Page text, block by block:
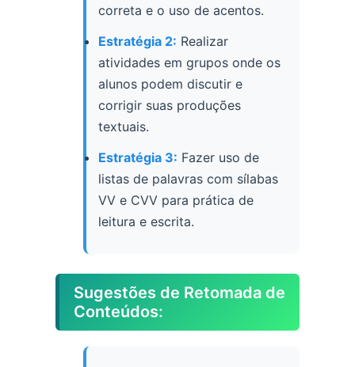
correta e o uso de acentos.
Estratégia 2: Realizar
atividades em grupos onde os
alunos podem discutir e
corrigir suas produções
textuais.
Estratégia 3: Fazer uso de
listas de palavras com sílabas
VV e CVV para prática de
leitura e escrita.
Sugestões de Retomada de
Conteúdos: